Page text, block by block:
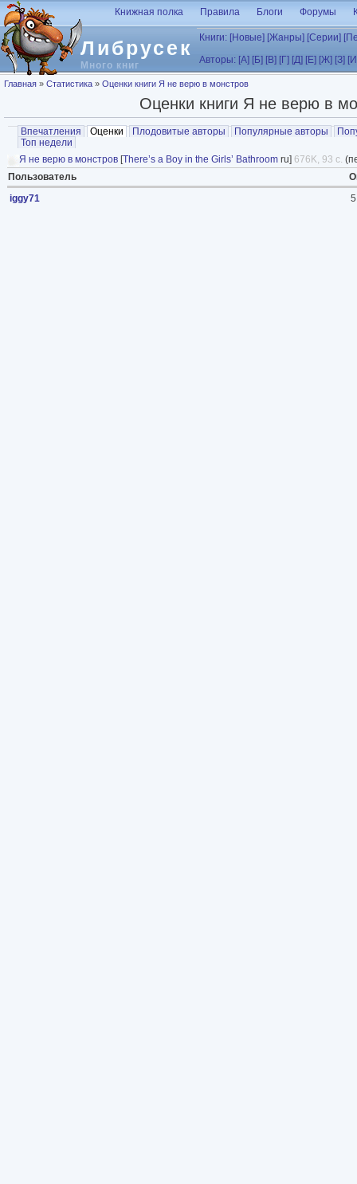
Перейти к основному содержанию
Либрусек
Много книг
Книжная полка Правила Блоги Форумы
Книги: [Новые] [Жанры] [Серии]
Авторы: [А] [Б] [В] [Г] [Д] [Е] [Ж] [З]
Вы здесь
Главная » Статистика » Оценки книги Я не верю в монстров
Оценки книги Я не верю в
Главные вкладки
Впечатления Оценки (активная вкладка)
Плодовитые авторы Популярные авторы
Топ недели
Я не верю в монстров [There’s a Boy in the Girls’ Bathroom ru] 676K, 93 с.
Пользователь
iggy71
5